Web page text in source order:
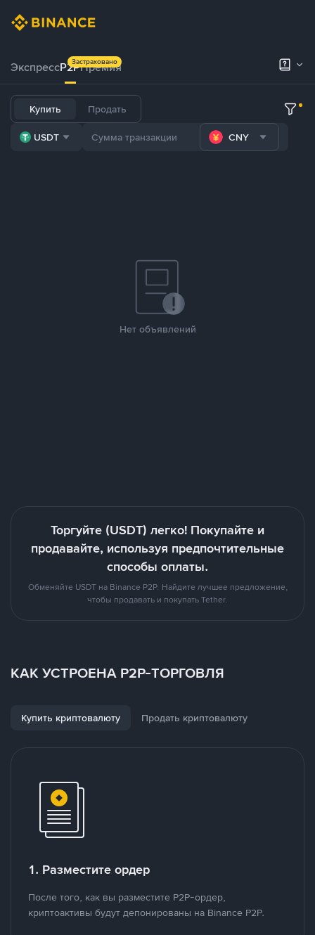
ЭкспрессP2PПремия
Застраховано
Купить Продать
USDT CNY
Нет объявлений
Торгуйте (USDT) легко! Покупайте и
продавайте, используя предпочтительные
способы оплаты.
Обменяйте USDT на Binance P2P. Найдите лучшее предложение,
чтобы продавать и покупать Tether.
КАК УСТРОЕНА P2P-ТОРГОВЛЯ
Купить криптовалюту Продать криптовалюту
1. Разместите ордер
После того, как вы разместите P2P-ордер,
криптоактивы будут депонированы на Binance P2P.